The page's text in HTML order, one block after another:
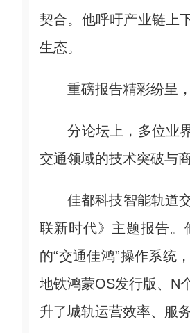
契合。他呼吁产业链上
生态。
重磅报告精彩纷呈，
分论坛上，多位业界
交通领域的技术突破与
佳都科技智能轨道交
联新时代》主题报告。
的“交通佳鸿”操作系统
地铁鸿蒙OS发行版、N
升了城轨运营效率、服